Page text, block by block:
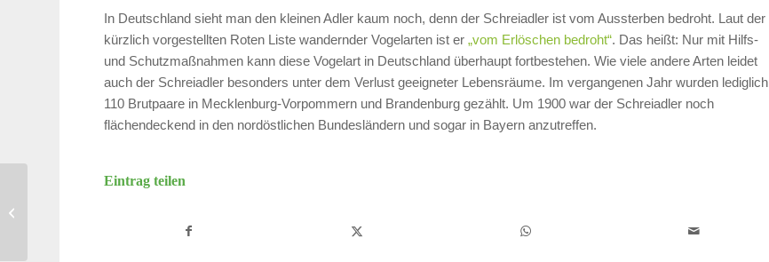
In Deutschland sieht man den kleinen Adler kaum noch, denn der Schreiadler ist vom Aussterben bedroht. Laut der
kürzlich vorgestellten Roten Liste wandernder Vogelarten ist er„vom Erlöschen bedroht“. Das heißt: Nur mit Hilfs-
und Schutzmaßnahmen kann diese Vogelart in Deutschland überhaupt fortbestehen. Wie viele andere Arten leidet
auch der Schreiadler besonders unter dem Verlust geeigneter Lebensräume. Im vergangenen Jahr wurden lediglich
110 Brutpaare in Mecklenburg-Vorpommern und Brandenburg gezählt. Um 1900 war der Schreiadler noch
flächendeckend in den nordöstlichen Bundesländern und sogar in Bayern anzutreffen.
Eintrag teilen